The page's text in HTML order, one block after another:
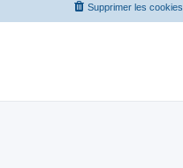
Supprimer les cookies